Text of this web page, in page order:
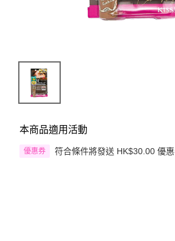
本商品適用活動
優惠券 符合條件將發送 HK$30.00 優